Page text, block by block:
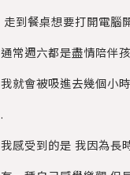
走到餐桌想要打開電腦
通常週六都是盡情陪伴
我就會被吸進去幾個小
.
我感受到的是 我因為長